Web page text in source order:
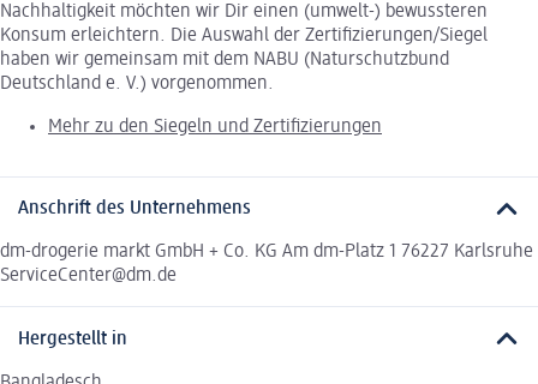
Nachhaltigkeit möchten wir Dir einen (umwelt-) bewussteren
Konsum erleichtern. Die Auswahl der Zertifizierungen/Siegel
haben wir gemeinsam mit dem NABU (Naturschutzbund
Deutschland e. V.) vorgenommen.
Mehr zu den Siegeln und Zertifizierungen
Anschrift des Unternehmens
dm-drogerie markt GmbH + Co. KG Am dm-Platz 1 76227 Karlsruhe
ServiceCenter@dm.de
Hergestellt in